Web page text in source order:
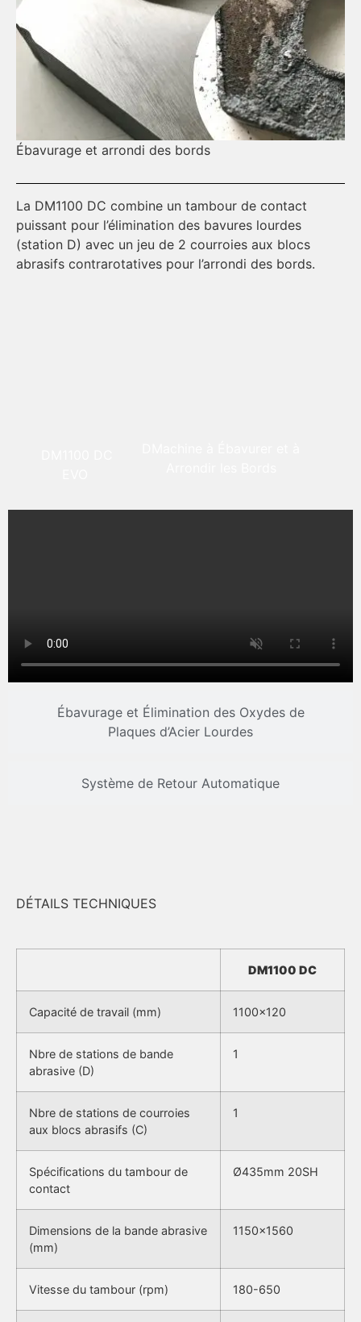
Ébavurage et arrondi des bords
La DM1100 DC combine un tambour de contact
puissant pour l’élimination des bavures lourdes
(station D) avec un jeu de 2 courroies aux blocs
abrasifs contrarotatives pour l’arrondi des bords.
Ébavurage et Élimination des Oxydes de
Plaques d’Acier Lourdes
Système de Retour Automatique
DÉTAILS TECHNIQUES
DM1100 DC
Capacité de travail (mm) 1100×120
Nbre de stations de bande
abrasive (D)
1
Nbre de stations de courroies
aux blocs abrasifs (C)
1
Spécifications du tambour de
contact
Ø435mm 20SH
Dimensions de la bande abrasive
(mm)
1150×1560
Vitesse du tambour (rpm) 180-650